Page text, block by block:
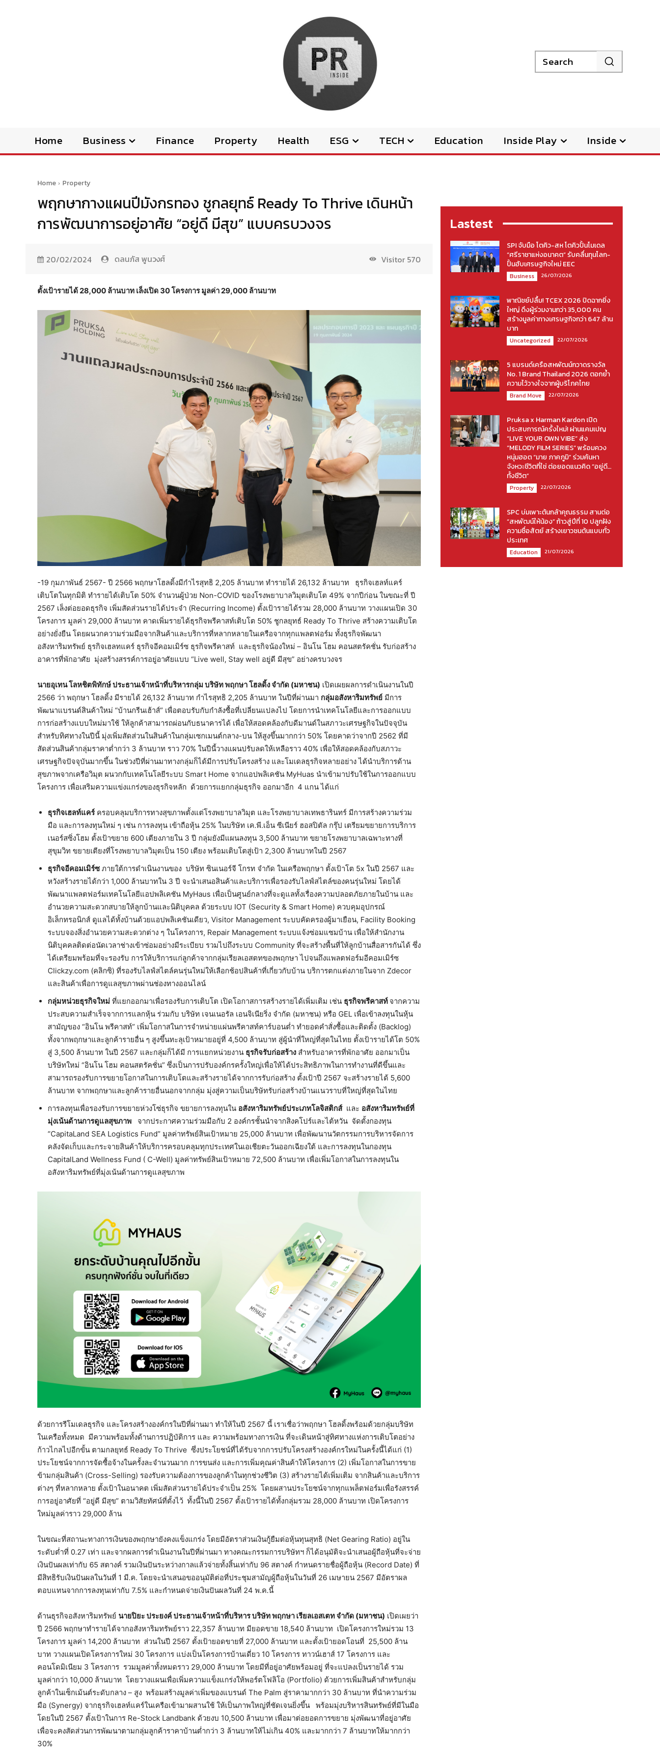
Search
Home Business Finance Property Health ESG TECH Education Inside Play Inside
Home Property
พฤกษากางแผนปีมังกรทอง ชูกลยุทธ์ Ready To Thrive เดินหน้า
การพัฒนาการอยู่อาศัย “อยู่ดี มีสุข” แบบครบวงจร
20/02/2024 ดลนภัส พูนวงศ์ Visitor 570
ตั้งเป้ารายได้ 28,000 ล้านบาท เล็งเปิด 30 โครงการ มูลค่า 29,000 ล้านบาท
-19 กุมภาพันธ์ 2567- ปี 2566 พฤกษาโฮลดิ้งมีกำไรสุทธิ 2,205 ล้านบาท ทำรายได้ 26,132 ล้านบาท ธุรกิจเฮลท์แคร์
เติบโตในทุกมิติ ทำรายได้เติบโต 50% จำนวนผู้ป่วย Non-COVID ของโรงพยาบาลวิมุตเติบโต 49% จากปีก่อน ในขณะที่ ปี
2567 เล็งต่อยอดธุรกิจ เพิ่มสัดส่วนรายได้ประจำ (Recurring Income) ตั้งเป้ารายได้รวม 28,000 ล้านบาท วางแผนเปิด 30
โครงการ มูลค่า 29,000 ล้านบาท คาดเพิ่มรายได้ธุรกิจพรีคาสท์เติบโต 50% ชูกลยุทธ์ Ready To Thrive สร้างความเติบโต
อย่างยั่งยืน โดยผนวกความร่วมมือจากสินค้าและบริการที่หลากหลายในเครือจากทุกแพลตฟอร์ม ทั้งธุรกิจพัฒนา
อสังหาริมทรัพย์ ธุรกิจเฮลทแคร์ ธุรกิจอีคอมเมิร์ซ ธุรกิจพรีคาสท์ และธุรกิจน้องใหม่ – อินโน โฮม คอนสตรัคชั่น รับก่อสร้าง
อาคารที่พักอาศัย มุ่งสร้างสรรค์การอยู่อาศัยแบบ “Live well, Stay well อยู่ดี มีสุข” อย่างครบวงจร
นายอุเทน โลหชิตพิทักษ์ ประธานเจ้าหน้าที่บริหารกลุ่ม บริษัท พฤกษา โฮลดิ้ง จำกัด (มหาชน) เปิดเผยผลการดำเนินงานในปี
2566 ว่า พฤกษา โฮลดิ้ง มีรายได้ 26,132 ล้านบาท กำไรสุทธิ 2,205 ล้านบาท ในปีที่ผ่านมา กลุ่มอสังหาริมทรัพย์ มีการ
พัฒนาแบรนด์สินค้าใหม่ “บ้านกรีนเฮ้าส์” เพื่อตอบรับกับกำลังซื้อที่เปลี่ยนแปลงไป โดยการนำเทคโนโลยีและการออกแบบ
การก่อสร้างแบบใหม่มาใช้ ให้ลูกค้าสามารถผ่อนกับธนาคารได้ เพื่อให้สอดคล้องกับดีมานด์ในสภาวะเศรษฐกิจในปัจจุบัน
สำหรับทิศทางในปีนี้ มุ่งเพิ่มสัดส่วนในสินค้าในกลุ่มเซกเมนต์กลาง-บน ให้สูงขึ้นมากกว่า 50% โดยคาดว่าจากปี 2562 ที่มี
สัดส่วนสินค้ากลุ่มราคาต่ำกว่า 3 ล้านบาท ราว 70% ในปีนี้วางแผนปรับลดให้เหลือราว 40% เพื่อให้สอดคล้องกับสภาวะ
เศรษฐกิจปัจจุบันมากขึ้น ในช่วงปีที่ผ่านมาทางกลุ่มก็ได้มีการปรับโครงสร้าง และโมเดลธุรกิจหลายอย่าง ได้นำบริการด้าน
สุขภาพจากเครือวิมุต ผนวกกับเทคโนโลยีระบบ Smart Home จากแอปพลิเคชัน MyHuas นำเข้ามาปรับใช้ในการออกแบบ
โครงการ เพื่อเสริมความแข่งแกร่งของธุรกิจหลัก ด้วยการแยกกลุ่มธุรกิจ ออกมาอีก 4 แกน ได้แก่
ธุรกิจเฮลท์แคร์ครอบคลุมบริการทางสุขภาพตั้งแต่โรงพยาบาลวิมุต และโรงพยาบาลเทพธารินทร์ มีการสร้างความร่วม
มือ และการลงทุนใหม่ ๆ เช่น การลงทุน เข้าถือหุ้น 25% ในบริษัท เค.พี.เอ็น ซีเนียร์ ฮอสปิตัล กรุ๊ป เตรียมขยายการบริการ
เนอร์สซิ่งโฮม ตั้งเป้าขยาย 600 เตียงภายใน 3 ปี กลุ่มยังมีแผนลงทุน 3,500 ล้านบาท ขยายโรงพยาบาลเฉพาะทางที่
สุขุมวิท ขยายเตียงที่โรงพยาบาลวิมุตเป็น 150 เตียง พร้อมเติบโตสู่เป้า 2,300 ล้านบาทในปี 2567
ธุรกิจอีคอมเมิร์ซภายใต้การดำเนินงานของ บริษัท ซินเนอร์จี โกรท จำกัด ในเครือพฤกษา ตั้งเป้าโต 5x ในปี 2567 และ
หวังสร้างรายได้กว่า 1,000 ล้านบาทใน 3 ปี จะนำเสนอสินค้าและบริการเพื่อรองรับไลฟ์สไตล์ของคนรุ่นใหม่ โดยได้
พัฒนาแพลตฟอร์มเทคโนโลยีแอปพลิเคชัน MyHaus เพื่อเป็นศูนย์กลางที่จะดูแลทั้งเรื่องความปลอดภัยภายในบ้าน และ
อำนวยความสะดวกสบายให้ลูกบ้านและนิติบุคคล ด้วยระบบ IOT (Security & Smart Home) ควบคุมอุปกรณ์
อิเล็กทรอนิกส์ ดูแลได้ทั้งบ้านด้วยแอปพลิเคชันเดียว, Visitor Management ระบบคัดครองผู้มาเยือน, Facility Booking
ระบบจองสิ่งอำนวยความสะดวกต่าง ๆ ในโครงการ, Repair Management ระบบแจ้งซ่อมแซมบ้าน เพื่อให้สำนักงาน
นิติบุคคลติดต่อนัดเวลาช่างเข้าซ่อมอย่างมีระเบียบ รวมไปถึงระบบ Community ที่จะสร้างพื้นที่ให้ลูกบ้านสื่อสารกันได้ ซึ่ง
ได้เตรียมพร้อมที่จะรองรับ การให้บริการแก่ลูกค้าจากกลุ่มเรียลเอสตทของพฤกษา ไปจนถึงแพลตฟอร์มอีคอมเมิร์ซ
Clickzy.com (คลิกซิ) ที่รองรับไลฟ์สไตล์คนรุ่นใหม่ให้เลือกช้อปสินค้าที่เกี่ยวกับบ้าน บริการตกแต่งภายในจาก Zdecor
และสินค้าเพื่อการดูแลสุขภาพผ่านช่องทางออนไลน์
กลุ่มหน่วยธุรกิจใหม่ ที่แยกออกมาเพื่อรองรับการเติบโต เปิดโอกาสการสร้างรายได้เพิ่มเติม เช่น ธุรกิจพรีคาสท์ จากความ
ประสบความสำเร็จจากการแลกหุ้น ร่วมกับ บริษัท เจนเนอรัล เอนจิเนียริ่ง จำกัด (มหาชน) หรือ GEL เพื่อเข้าลงทุนในหุ้น
สามัญของ “อินโน พรีคาสท์” เพิ่มโอกาสในการจำหน่ายแผ่นพรีคาสท์คาร์บอนต่ำ ทำยอดคำสั่งซื้อและติดตั้ง (Backlog)
ทั้งจากพฤกษาและลูกค้ารายอื่น ๆ สูงขึ้นทะลุเป้าหมายอยู่ที่ 4,500 ล้านบาท สู่ผู้นำที่ใหญ่ที่สุดในไทย ตั้งเป้ารายได้โต 50%
สู่ 3,500 ล้านบาท ในปี 2567 และกลุ่มก็ได้มี การแยกหน่วยงาน ธุรกิจรับก่อสร้าง สำหรับอาคารที่พักอาศัย ออกมาเป็น
บริษัทใหม่ “อินโน โฮม คอนสตรัคชั่น” ซึ่งเป็นการปรับองค์กรครั้งใหญ่เพื่อให้ได้ประสิทธิภาพในการทำงานที่ดีขึ้นและ
สามารถรองรับการขยายโอกาสในการเติบโตและสร้างรายได้จากการรับก่อสร้าง ตั้งเป้าปี 2567 จะสร้างรายได้ 5,600
ล้านบาท จากพฤกษาและลูกค้ารายอื่นนอกจากกลุ่ม มุ่งสู่ความเป็นบริษัทรับก่อสร้างบ้านแนวราบที่ใหญ่ที่สุดในไทย
การลงทุนเพื่อรองรับการขยายห่วงโซ่ธุรกิจ ขยายการลงทุนใน อสังหาริมทรัพย์ประเภทโลจิสติกส์และ อสังหาริมทรัพย์ที่
มุ่งเน้นด้านการดูแลสุขภาพ จากประกาศความร่วมมือกับ 2 องค์กรชั้นนำจากสิงคโปร์และไต้หวัน จัดตั้งกองทุน
“CapitaLand SEA Logistics Fund” มูลค่าทรัพย์สินเป้าหมาย 25,000 ล้านบาท เพื่อพัฒนานวัตกรรมการบริหารจัดการ
คลังจัดเก็บและกระจายสินค้าให้บริการครอบคลุมทุกประเทศในเอเชียตะวันออกเฉียงใต้ และการลงทุนในกองทุน
CapitalLand Wellness Fund ( C-Well) มูลค่าทรัพย์สินเป้าหมาย 72,500 ล้านบาท เพื่อเพิ่มโอกาสในการลงทุนใน
อสังหาริมทรัพย์ที่มุ่งเน้นด้านการดูแลสุขภาพ
ด้วยการรีโมเดลธุรกิจ และโครงสร้างองค์กรในปีที่ผ่านมา ทำให้ในปี 2567 นี้ เราเชื่อว่าพฤกษา โฮลดิ้งพร้อมด้วยกลุ่มบริษัท
ในเครือทั้งหมด มีความพร้อมทั้งด้านการปฏิบัติการ และ ความพร้อมทางการเงิน ที่จะเดินหน้าสู่ทิศทางแห่งการเติบโตอย่าง
ก้าวไกลไปอีกขั้น ตามกลยุทธ์ Ready To Thrive ซึ่งประโยชน์ที่ได้รับจากการปรับโครงสร้างองค์กรใหม่ในครั้งนี้ได้แก่ (1)
ประโยชน์จากการจัดซื้อจ้างในครั้งละจำนวนมาก การขนส่ง และการเพิ่มคุณค่าสินค้าให้โครงการ (2) เพิ่มโอกาสในการขาย
ข้ามกลุ่มสินค้า (Cross-Selling) รองรับความต้องการของลูกค้าในทุกช่วงชีวิต (3) สร้างรายได้เพิ่มเติม จากสินค้าและบริการ
ต่างๆ ที่หลากหลาย ตั้งเป้าในอนาคต เพิ่มสัดส่วนรายได้ประจำเป็น 25% โดยผสานประโยชน์จากทุกแพล็ตฟอร์มเพื่อรังสรรค์
การอยู่อาศัยที่ “อยู่ดี มีสุข” ตามวิสัยทัศน์ที่ตั้งไว้ ทั้งนี้ในปี 2567 ตั้งเป้ารายได้ทั้งกลุ่มรวม 28,000 ล้านบาท เปิดโครงการ
ใหม่มูลค่าราว 29,000 ล้าน
ในขณะที่สถานะทางการเงินของพฤกษายังคงแข็งแกร่ง โดยมีอัตราส่วนเงินกู้ยืมต่อหุ้นทุนสุทธิ (Net Gearing Ratio) อยู่ใน
ระดับต่ำที่ 0.27 เท่า และจากผลการดำเนินงานในปีที่ผ่านมา ทางคณะกรรมการบริษัทฯ ก็ได้อนุมัติจะนำเสนอผู้ถือหุ้นที่จะจ่าย
เงินปันผลเท่ากับ 65 สตางค์ รวมเงินปันระหว่างกาลแล้วจ่ายทั้งสิ้นเท่ากับ 96 สตางค์ กำหนดรายชื่อผู้ถือหุ้น (Record Date) ที่
มีสิทธิรับเงินปันผลในวันที่ 1 มี.ค. โดยจะนำเสนอขออนุมัติต่อที่ประชุมสามัญผู้ถือหุ้นในวันที่ 26 เมษายน 2567 มีอัตราผล
ตอบแทนจากการลงทุนเท่ากับ 7.5% และกำหนดจ่ายเงินปันผลวันที่ 24 พ.ค.นี้
ด้านธุรกิจอสังหาริมทรัพย์ นายปิยะ ประยงค์ ประธานเจ้าหน้าที่บริหาร บริษัท พฤกษา เรียลเอสเตท จำกัด (มหาชน) เปิดเผยว่า
ปี 2566 พฤกษาทำรายได้จากอสังหาริมทรัพย์ราว 22,357 ล้านบาท มียอดขาย 18,540 ล้านบาท เปิดโครงการใหม่รวม 13
โครงการ มูลค่า 14,200 ล้านบาท ส่วนในปี 2567 ตั้งเป้ายอดขายที่ 27,000 ล้านบาท และตั้งเป้ายอดโอนที่ 25,500 ล้าน
บาท วางแผนเปิดโครงการใหม่ 30 โครงการ แบ่งเป็นโครงการบ้านเดี่ยว 10 โครงการ ทาวน์เฮาส์ 17 โครงการ และ
คอนโดมิเนียม 3 โครงการ รวมมูลค่าทั้งหมดราว 29,000 ล้านบาท โดยมีที่อยู่อาศัยพร้อมอยู่ ที่จะแปลงเป็นรายได้ รวม
มูลค่ากว่า 10,000 ล้านบาท โดยวางแผนเพื่อเพิ่มความแข็งแกร่งให้พอร์ตโฟลิโอ (Portfolio) ด้วยการเพิ่มสินค้าสำหรับกลุ่ม
ลูกค้าในเซ็กเม้นต์ระดับกลาง – สูง พร้อมสร้างมูลค่าเพิ่มของแบรนด์ The Palm สู่ราคามากกว่า 30 ล้านบาท ที่นำความร่วม
มือ (Synergy) จากธุรกิจเฮลท์แคร์ในเครือเข้ามาผสานใช้ ให้เป็นภาพใหญ่ที่ชัดเจนยิ่งขึ้น พร้อมมุ่งบริหารสินทรัพย์ที่มีในมือ
โดยในปี 2567 ตั้งเป้าในการ Re-Stock Landbank ด้วยงบ 10,500 ล้านบาท เพื่อมาต่อยอดการขยาย มุ่งพัฒนาที่อยู่อาศัย
เพื่อจะคงสัดส่วนการพัฒนาตามกลุ่มลูกค้าราคาบ้านต่ำกว่า 3 ล้านบาทให้ไม่เกิน 40% และมากกว่า 7 ล้านบาทให้มากกว่า
30%
Lastest
SPI จับมือ โตคิว-สห โตคิวปั้นโมเดล
“ศรีราชาแห่งอนาคต” รับคลื่นทุนโลก-
ปั้นฮับเศรษฐกิจใหม่ EEC
Business 26/07/2026
พาณิชย์ปลื้ม! TCEX 2026 ปิดฉากยิ่ง
ใหญ่ ดึงผู้ร่วมงานกว่า 35,000 คน
สร้างมูลค่าทางเศรษฐกิจกว่า 647 ล้าน
บาท
Uncategorized 22/07/2026
5 แบรนด์เครือสหพัฒน์กวาดรางวัล
No. 1 Brand Thailand 2026 ตอกย้ำ
ความไว้วางใจจากผู้บริโภคไทย
Brand Move 22/07/2026
Pruksa x Harman Kardon เปิด
ประสบการณ์ครั้งใหม่! ผ่านแคมเปญ
“LIVE YOUR OWN VIBE” ส่ง
“MELODY FILM SERIES” พร้อมควง
หนุ่มฮอต “มาย ภาคภูมิ” ร่วมค้นหา
จังหวะชีวิตที่ใช่ ต่อยอดแนวคิด “อยู่ดี…
ทั้งชีวิต”
Property 22/07/2026
SPC บ่มเพาะต้นกล้าคุณธรรม สานต่อ
“สหพัฒน์ให้น้อง” ก้าวสู่ปีที่ 10 ปลูกฝัง
ความซื่อสัตย์ สร้างเยาวชนต้นแบบทั่ว
ประเทศ
Education 21/07/2026